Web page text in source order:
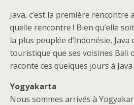
Java, c’est la première rencontre
quelle rencontre ! Bien qu’elle
la plus peuplée d’Indonésie,
touristique que ses voisines Bali
raconte ces quelques jours à
Yogyakarta
Nous sommes arrivés à